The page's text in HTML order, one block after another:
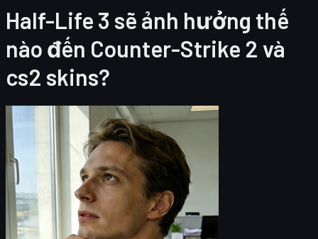
Half-Life 3 sẽ ảnh hưởng thế
nào đến Counter-Strike 2 và
cs2 skins?